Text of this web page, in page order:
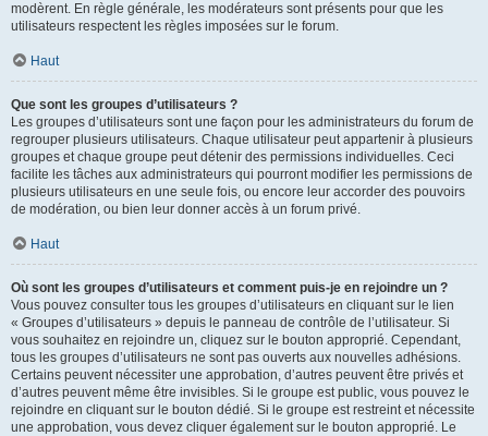
modèrent. En règle générale, les modérateurs sont présents pour que les
utilisateurs respectent les règles imposées sur le forum.
Haut
Que sont les groupes d’utilisateurs ?
Les groupes d’utilisateurs sont une façon pour les administrateurs du forum de
regrouper plusieurs utilisateurs. Chaque utilisateur peut appartenir à plusieurs
groupes et chaque groupe peut détenir des permissions individuelles. Ceci
facilite les tâches aux administrateurs qui pourront modifier les permissions de
plusieurs utilisateurs en une seule fois, ou encore leur accorder des pouvoirs
de modération, ou bien leur donner accès à un forum privé.
Haut
Où sont les groupes d’utilisateurs et comment puis-je en rejoindre un ?
Vous pouvez consulter tous les groupes d’utilisateurs en cliquant sur le lien
« Groupes d’utilisateurs » depuis le panneau de contrôle de l’utilisateur. Si
vous souhaitez en rejoindre un, cliquez sur le bouton approprié. Cependant,
tous les groupes d’utilisateurs ne sont pas ouverts aux nouvelles adhésions.
Certains peuvent nécessiter une approbation, d’autres peuvent être privés et
d’autres peuvent même être invisibles. Si le groupe est public, vous pouvez le
rejoindre en cliquant sur le bouton dédié. Si le groupe est restreint et nécessite
une approbation, vous devez cliquer également sur le bouton approprié. Le